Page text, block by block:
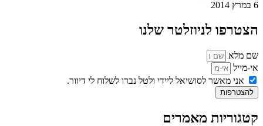
6 במרץ 2014
הצטרפו לניוזלטר שלנו
שם מלא
אי-מייל
אני מאשר לסושיאל ליידי ולטל נברו לשלוח לי דיוור.
להצטרפות
קטגוריות מאמרים